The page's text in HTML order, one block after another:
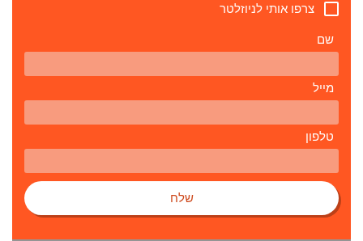
צרפו אותי לניוזלטר
שם
מייל
טלפון
שלח